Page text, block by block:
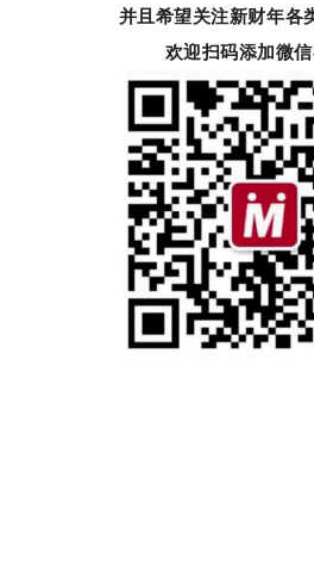
并且希望关注新财年各
欢迎扫码添加微